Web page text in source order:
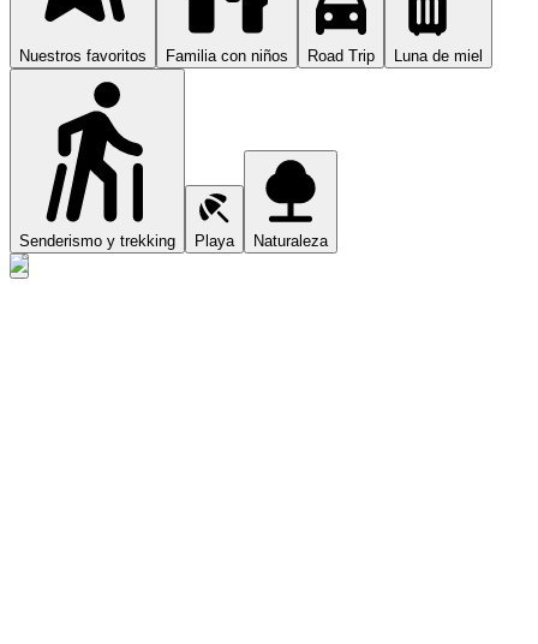
Nuestros favoritos Familia con niños Road Trip Luna de miel
Senderismo y trekking Playa Naturaleza